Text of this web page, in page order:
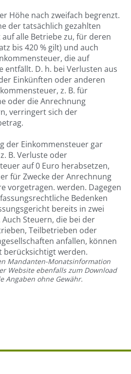
Höhe nach zweifach begrenzt.
der tatsächlich gezahlten
alle Betriebe zu, für deren
bis 420 % gilt) und auch
die auf
entfällt. D. h. bei Verlusten aus
Einkünften oder anderen
z. B. für
oder die Anrechnung
verringert sich der
der Einkommensteuer gar
B. Verluste oder
auf 0 Euro herabsetzen,
für Zwecke der Anrechnung
vorgetragen. werden. Dagegen
Bedenken
bereits in zwei
Steuern, die bei der
Teilbetrieben oder
anfallen, können
berücksichtigt werden.
Mandanten-Monatsinformation
Website ebenfalls zum Download
Angaben ohne Gewähr.